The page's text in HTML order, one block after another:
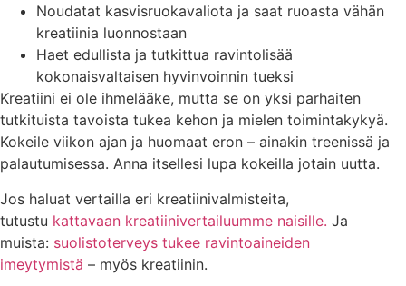
Noudatat kasvisruokavaliota ja saat ruoasta vähän
kreatiinia luonnostaan
Haet edullista ja tutkittua ravintolisää
kokonaisvaltaisen hyvinvoinnin tueksi
Kreatiini ei ole ihmelääke, mutta se on yksi parhaiten
tutkituista tavoista tukea kehon ja mielen toimintakykyä.
Kokeile viikon ajan ja huomaat eron – ainakin treenissä ja
palautumisessa. Anna itsellesi lupa kokeilla jotain uutta.
Jos haluat vertailla eri kreatiinivalmisteita,
tutustu kattavaan kreatiinivertailuumme naisille. Ja
muista: suolistoterveys tukee ravintoaineiden
imeytymistä – myös kreatiinin.